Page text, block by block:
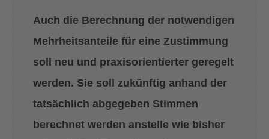
Auch die Berechnung der notwendigen
Mehrheitsanteile für eine Zustimmung
soll neu und praxisorientierter geregelt
werden. Sie soll zukünftig anhand der
tatsächlich abgegeben Stimmen
berechnet werden anstelle wie bisher